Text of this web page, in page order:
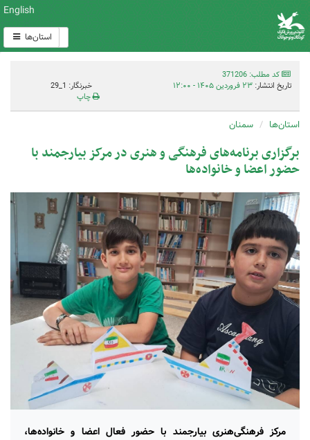
English
استان‌ها
کد مطلب: 371206
تاریخ انتشار: ۲۳ فروردین ۱۴۰۵ - ۱۲:۰۰
خبرنگار: 1_29
چاپ
استان‌ها سمنان
برگزاری برنامه‌های فرهنگی و هنری در مرکز بیارجمند با
حضور اعضا و خانواده‌ها
مرکز فرهنگی‌هنری بیارجمند با حضور فعال اعضا و خانواده‌ها،